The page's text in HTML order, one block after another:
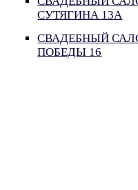
СУТЯГИНА 13А
СВАДЕБНЫЙ
ПОБЕДЫ 16